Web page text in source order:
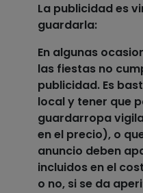
La publicidad es
guardarla:
En algunas
las fiestas no
publicidad. Es
local y tener que
guardarropa
en el precio), o
anuncio deben
incluidos en el
o no, si se da